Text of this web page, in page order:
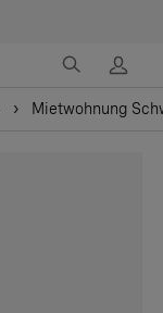
Mietwohnung